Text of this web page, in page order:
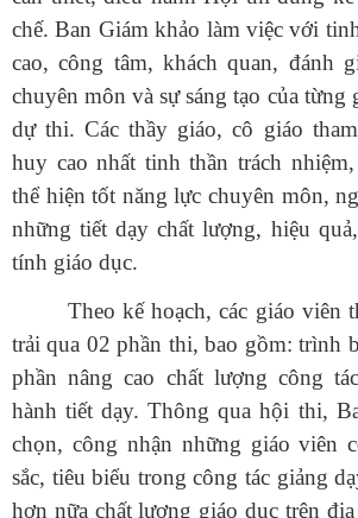
chế. Ban Giám khảo làm việc với
cao, công tâm, khách quan, đánh
chuyên môn và sự sáng tạo của từng
dự thi. Các thầy giáo, cô giáo
huy cao nhất tinh thần trách
thể hiện tốt năng lực chuyên môn,
những tiết dạy chất lượng, hiệu
tính giáo dục.
Theo kế hoạch, các giáo viên
trải qua 02 phần thi, bao gồm:trình
phần nâng cao chất lượng công
hành tiết dạy. Thông qua hội thi,
chọn, công nhận những giáo viên
sắc, tiêu biểu trong công tác giảng
hơn nữa chất lượng giáo dục trên
Số:Số:1862 /KH-UBND
và đổi mới sáng tạo trên địa bàn xã Sì Lở
2030)
Ngày ban hành: (07/08/2026) Ngày hiệu lực:
Số: 1852/BC-UBND
Tên: (BÁO CÁO Kết quả rà soát, đề xuất
kinh phí thực hiện các dự án, nhiệm vụ
đổi mới sáng tạo và chuyển đổi số năm
Ngày ban hành: (07/08/2026) - Ngày hiệu lực: